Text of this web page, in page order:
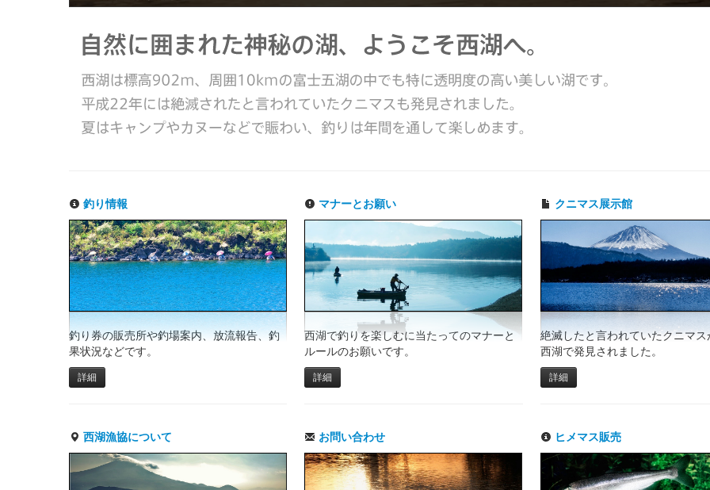
釣り情報
釣り券の販売所や釣場案内、放流報告、釣
果状況などです。
詳細
マナーとお願い
西湖で釣りを楽しむに当たってのマナーと
ルールのお願いです。
詳細
クニマス展示館
絶滅したと言われていたクニマ
西湖で発見されました。
詳細
西湖漁協について お問い合わせ ヒメマス販売